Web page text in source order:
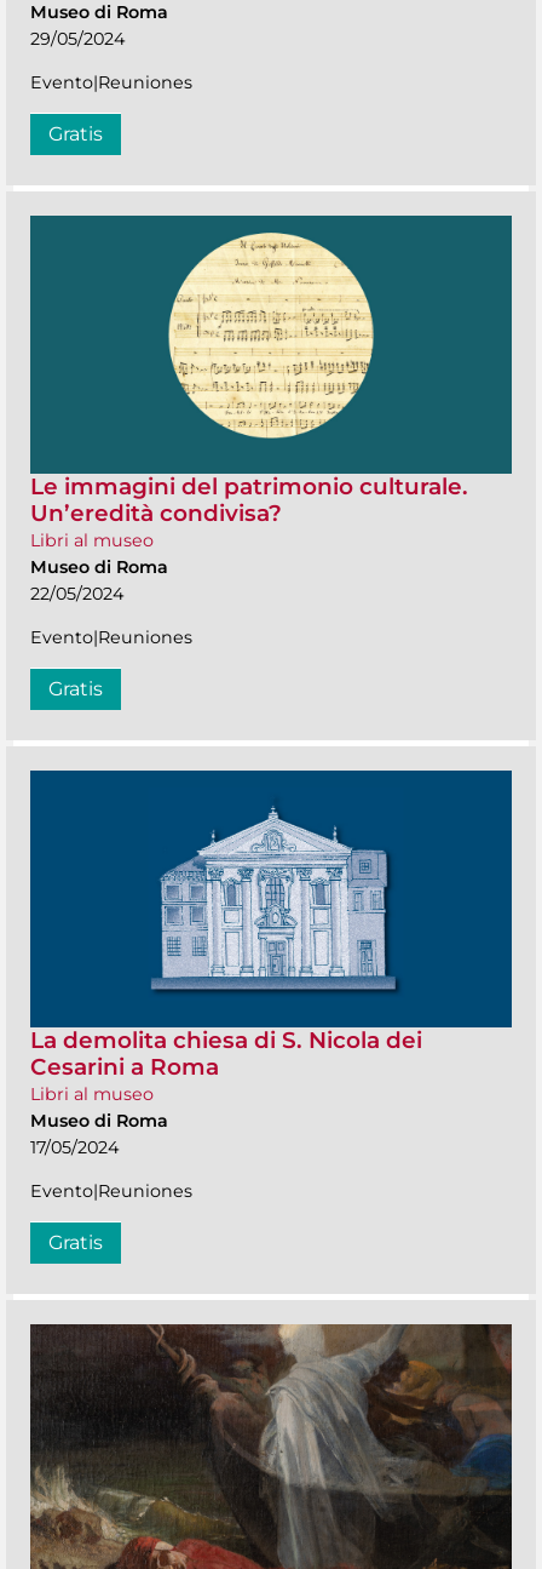
Museo di Roma
29/05/2024
Evento|Reuniones
Gratis
Le immagini del patrimonio culturale.
Un’eredità condivisa?
Libri al museo
Museo di Roma
22/05/2024
Evento|Reuniones
Gratis
La demolita chiesa di S. Nicola dei
Cesarini a Roma
Libri al museo
Museo di Roma
17/05/2024
Evento|Reuniones
Gratis